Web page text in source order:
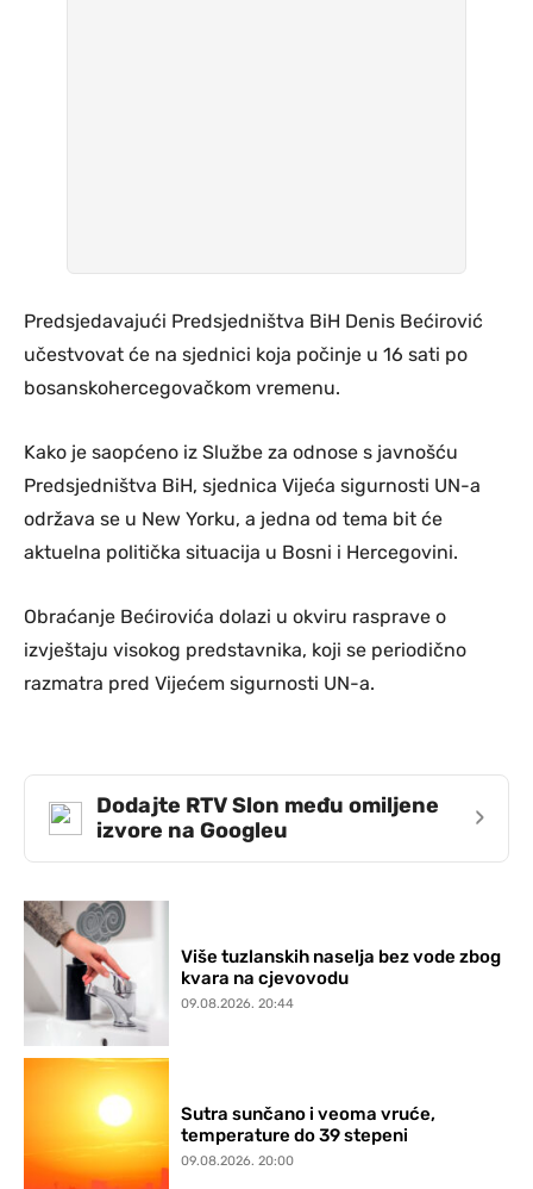
Predsjedavajući Predsjedništva BiH Denis Bećirović
učestvovat će na sjednici koja počinje u 16 sati po
bosanskohercegovačkom vremenu.
Kako je saopćeno iz Službe za odnose s javnošću
Predsjedništva BiH, sjednica Vijeća sigurnosti UN-a
održava se u New Yorku, a jedna od tema bit će
aktuelna politička situacija u Bosni i Hercegovini.
Obraćanje Bećirovića dolazi u okviru rasprave o
izvještaju visokog predstavnika, koji se periodično
razmatra pred Vijećem sigurnosti UN-a.
Dodajte RTV Slon među omiljene
izvore na Googleu
›
Više tuzlanskih naselja bez vode zbog
kvara na cjevovodu
09.08.2026. 20:44
Sutra sunčano i veoma vruće,
temperature do 39 stepeni
09.08.2026. 20:00